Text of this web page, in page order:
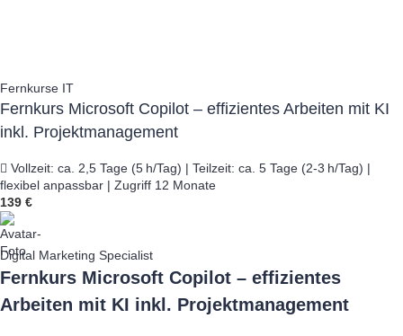
Fernkurse IT
Fernkurs Microsoft Copilot – effizientes Arbeiten mit KI
inkl. Projektmanagement
Vollzeit: ca. 2,5 Tage (5 h/Tag) | Teilzeit: ca. 5 Tage (2-3 h/Tag) |
flexibel anpassbar | Zugriff 12 Monate
139 €
Digital Marketing Specialist
Fernkurs Microsoft Copilot – effizientes
Arbeiten mit KI inkl. Projektmanagement